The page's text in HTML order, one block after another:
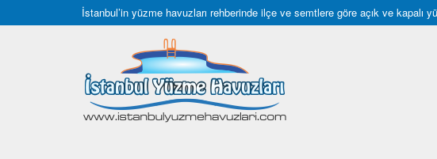
İstanbul’in yüzme havuzları rehberinde ilçe ve semtlere göre açık ve kapalı